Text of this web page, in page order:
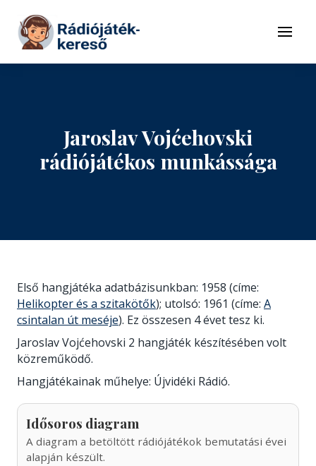
Tovább a tartalomhoz
Menü
Jaroslav Vojćehovski
rádiójátékos munkássága
Első hangjátéka adatbázisunkban: 1958 (címe:
Helikopter és a szitakötők); utolsó: 1961 (címe: A
csintalan út meséje). Ez összesen 4 évet tesz ki.
Jaroslav Vojćehovski 2 hangjáték készítésében volt
közreműködő.
Hangjátékainak műhelye: Újvidéki Rádió.
Idősoros diagram
A diagram a betöltött rádiójátékok bemutatási évei
alapján készült.